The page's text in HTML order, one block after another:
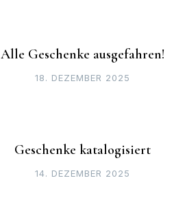
Alle Geschenke ausgefahren!
18. DEZEMBER 2025
Geschenke katalogisiert
14. DEZEMBER 2025